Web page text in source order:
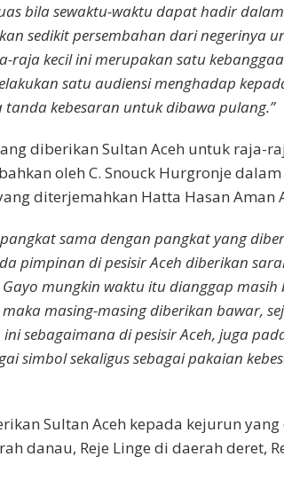
bila sewaktu-waktu dapat hadir
sedikit persembahan dari negerinya
raja kecil ini merupakan satu
satu audiensi menghadap
kebesaran untuk dibawa pulang.”
diberikan Sultan Aceh untuk raja-
oleh C. Snouck Hurgronje
diterjemahkan Hatta Hasan Aman
pangkat sama dengan pangkat yang
pimpinan di pesisir Aceh diberikan
mungkin waktu itu dianggap masih
masing-masing diberikan bawar,
sebagaimana di pesisir Aceh, juga
simbol sekaligus sebagai pakaian
Sultan Aceh kepada kejurun
danau, Reje Linge di daerah deret,